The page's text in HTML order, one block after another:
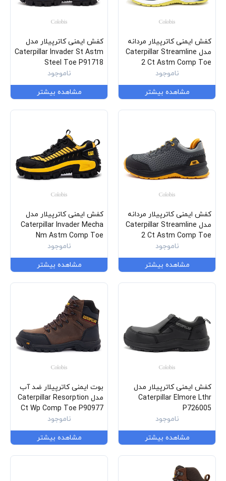
کفش ایمنی کاترپیلار مردانه
مدل Caterpillar Streamline
2 Ct Astm Comp Toe
ناموجود
مشاهده بیشتر
کفش ایمنی کاترپیلار مدل
Caterpillar Invader St Astm
Steel Toe P91718
ناموجود
مشاهده بیشتر
کفش ایمنی کاترپیلار مردانه
مدل Caterpillar Streamline
2 Ct Astm Comp Toe
ناموجود
مشاهده بیشتر
کفش ایمنی کاترپیلار مدل
Caterpillar Invader Mecha
Nm Astm Comp Toe
ناموجود
مشاهده بیشتر
کفش ایمنی کاترپیلار مدل
Caterpillar Elmore Lthr
P726005
ناموجود
مشاهده بیشتر
بوت ایمنی کاترپیلار ضد آب
مدل Caterpillar Resorption
Ct Wp Comp Toe P90977
ناموجود
مشاهده بیشتر